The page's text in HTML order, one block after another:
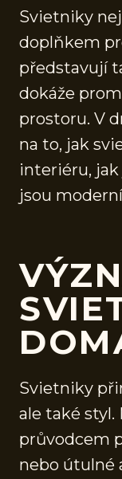
Svietniky
doplňkem
představují
dokáže
prostoru. V
na to, jak
interiéru, jak
jsou
Svietniky
ale také
průvodcem
nebo útulné